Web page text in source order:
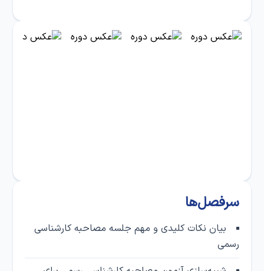
سرفصل‌ها
بیان نکات کلیدی و مهم جلسه مصاحبه کارشناسی
رسمی